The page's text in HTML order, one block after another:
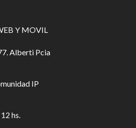
Y MOVIL
Alberti Pcia
IP
hs.